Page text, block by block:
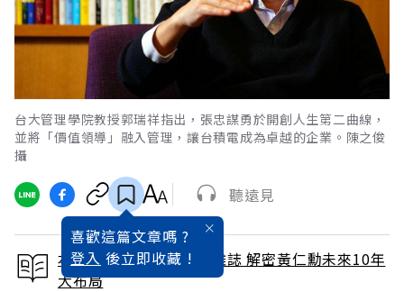
台大管理學院教授郭瑞祥指出，張忠謀勇於開創人生第二曲線，
並將「價值領導」融入管理，讓台積電成為卓越的企業。陳之俊
攝
喜歡這篇文章嗎 ?
登入 後立即收藏 !
聽遠見
本文出自 2025 / 2月號雜誌 解密黃仁勳未來10年
大布局